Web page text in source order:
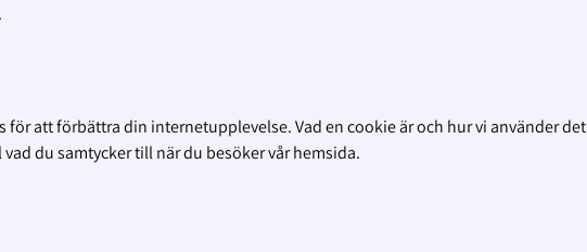
för att förbättra din internetupplevelse. Vad en cookie är och hur vi använder det
du samtycker till när du besöker vår hemsida.